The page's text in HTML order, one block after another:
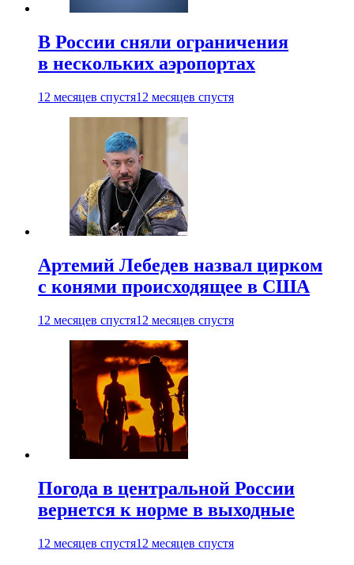
В России сняли ограничения
в нескольких аэропортах
12 месяцев спустя12 месяцев спустя
Артемий Лебедев назвал цирком
с конями происходящее в США
12 месяцев спустя12 месяцев спустя
Погода в центральной России
вернется к норме в выходные
12 месяцев спустя12 месяцев спустя